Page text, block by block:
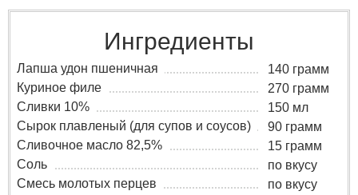
Ингредиенты
Лапша удон пшеничная
140 грамм
Куриное филе
270 грамм
Сливки 10%
150 мл
Сырок плавленый (для супов и соусов)
90 грамм
Сливочное масло 82,5%
15 грамм
Соль
по вкусу
Смесь молотых перцев
по вкусу